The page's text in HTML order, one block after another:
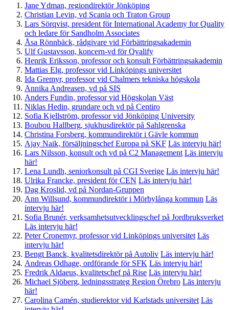
Jane Ydman, regiondirektör Jönköping
Christian Levin, vd Scania och Traton Group
Lars Sörqvist, president för International Academy for Quality
och ledare för Sandholm Associates
Åsa Rönnbäck, rådgivare vid Förbättringsakademin
Ulf Gustavsson, koncern-vd för Qvalify
Henrik Eriksson, professor och konsult Förbättringsakademin
Mattias Elg, professor vid Linköpings universitet
Ida Gremyr, professor vid Chalmers tekniska högskola
Annika Andreasen, vd på SIS
Anders Fundin, professor vid Högskolan Väst
Niklas Hedin, grundare och vd på Centiro
Sofia Kjellström, professor vid Jönköping University
Boubou Hallberg, sjukhusdirektör på Sahlgrenska
Christina Forsberg, kommundirektör i Gävle kommun
Ajay Naik, försäljningschef Europa på SKF Läs intervju här!
Lars Nilsson, konsult och vd på C2 Management Läs intervju
här!
Lena Lundh, seniorkonsult på CGI Sverige Läs intervju här!
Ulrika Francke, president för CEN Läs intervju här!
Dag Kroslid, vd på Nordan-Gruppen
Ann Willsund, kommundirektör i Mörbylånga kommun Läs
intervju här!
Sofia Brunér, verksamhetsutvecklingschef på Jordbruksverket
Läs intervju här!
Peter Cronemyr, professor vid Linköpings universitet Läs
intervju här!
Bengt Banck, kvalitetsdirektör på Autoliv Läs intervju här!
Andreas Odhage, ordförande för SFK Läs intervju här!
Fredrik Aldaeus, kvalitetschef på Rise Läs intervju här!
Michael Sjöberg, ledningsstrateg Region Örebro Läs intervju
här!
Carolina Camén, studierektor vid Karlstads universitet Läs